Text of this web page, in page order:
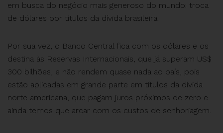
em busca do negócio mais generoso do mundo: troca
de dólares por títulos da dívida brasileira.
Por sua vez, o Banco Central fica com os dólares e os
destina às Reservas Internacionais, que já superam US$
300 bilhões, e não rendem quase nada ao país, pois
estão aplicadas em grande parte em títulos da dívida
norte americana, que pagam juros próximos de zero e
ainda temos que arcar com os custos de senhoriagem.